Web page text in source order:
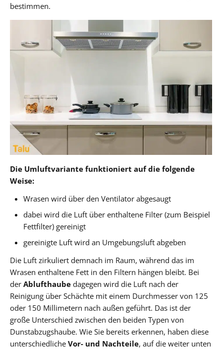
bestimmen.
Die Umluftvariante funktioniert auf die folgende
Weise:
Wrasen wird über den Ventilator abgesaugt
dabei wird die Luft über enthaltene Filter (zum Beispiel
Fettfilter) gereinigt
gereinigte Luft wird an Umgebungsluft abgeben
Die Luft zirkuliert demnach im Raum, während das im
Wrasen enthaltene Fett in den Filtern hängen bleibt. Bei
der Ablufthaube dagegen wird die Luft nach der
Reinigung über Schächte mit einem Durchmesser von 125
oder 150 Millimetern nach außen geführt. Das ist der
große Unterschied zwischen den beiden Typen von
Dunstabzugshaube. Wie Sie bereits erkennen, haben diese
unterschiedliche Vor- und Nachteile, auf die weiter unten